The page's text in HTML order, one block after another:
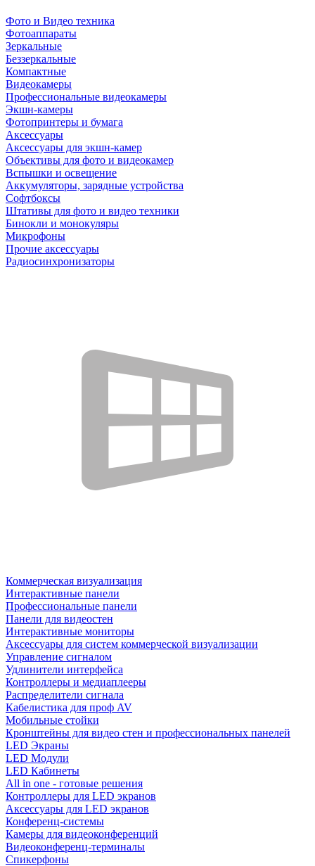
Фото и Видео техника
Фотоаппараты
Зеркальные
Беззеркальные
Компактные
Видеокамеры
Профессиональные видеокамеры
Экшн-камеры
Фотопринтеры и бумага
Аксессуары
Аксессуары для экшн-камер
Объективы для фото и видеокамер
Вспышки и освещение
Аккумуляторы, зарядные устройства
Софтбоксы
Штативы для фото и видео техники
Бинокли и монокуляры
Микрофоны
Прочие аксессуары
Радиосинхронизаторы
Коммерческая визуализация
Интерактивные панели
Профессиональные панели
Панели для видеостен
Интерактивные мониторы
Аксессуары для систем коммерческой визуализации
Управление сигналом
Удлинители интерфейса
Контроллеры и медиаплееры
Распределители сигнала
Кабелистика для проф AV
Мобильные стойки
Кронштейны для видео стен и профессиональных панелей
LED Экраны
LED Модули
LED Кабинеты
All in one - готовые решения
Контроллеры для LED экранов
Аксессуары для LED экранов
Конференц-системы
Камеры для видеоконференций
Видеоконференц-терминалы
Спикерфоны